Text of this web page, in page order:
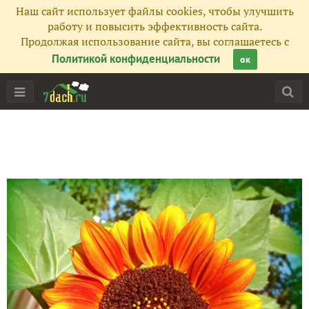
Наш сайт использует файлы cookies, чтобы улучшить
работу и повысить эффективность сайта.
Продолжая использование сайта, вы соглашаетесь с
Политикой конфиденциальности
ок
Главная
Подписчики 13
Все публикации 43